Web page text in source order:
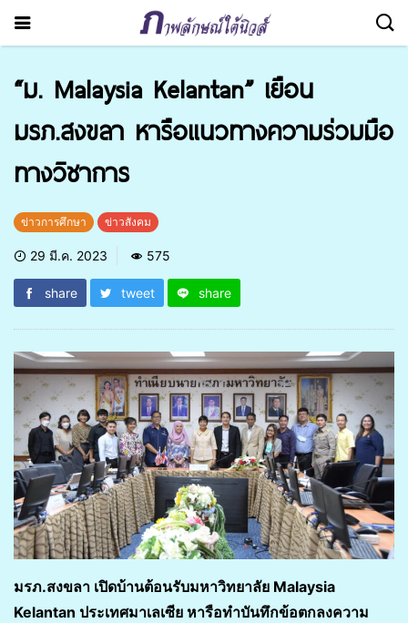
“ม. Malaysia Kelantan” เยือน
มรภ.สงขลา หารือแนวทางความร่วมมือ
ทางวิชาการ
ข่าวการศึกษา ข่าวสังคม
29 มี.ค. 2023 575
share tweet share
มรภ.สงขลา เปิดบ้านต้อนรับมหาวิทยาลัย Malaysia
Kelantan ประเทศมาเลเซีย หารือทำบันทึกข้อตกลงความ